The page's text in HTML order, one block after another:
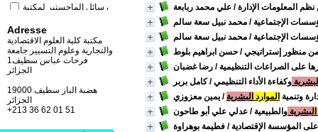
المعلومات الإدارة/ علي محمد ربابعة
الإجتماعية / محمد نبيل سعة سالم
الإجتماعية / محمد نبيل سعة سالم
من منظور إستراتيجي/ حسن ابراهيم بلوط
على الصراعات التنظيمية / رضا غضبان
وكفاءة الأداء التنظيمي/ كامل بربر
وتنمية الموارد البشرية / يمين معزوزي
البشرية والطبيعية / عدلي علي أبو طاحون
على المؤسسة الإقتصادية / فطيمة بوهراوة
رسائل الماجستير لمكتبة
رسائل الماجستير لمكتبة
مدارس الدكتوراه[2]
كتب باللغة العربية لمكتبة
الكلية [77]
كتب باللغة العربية لمكتبة
مدارس الدكتوراه
Adresse
مكتبة كلية العلوم الاقتصادية
والتجارية وعلوم التسيير جامعة
فرحات عباس سطيف1
الجزائر
19000 هضبة الباز سطيف
+213 36 62 01 51